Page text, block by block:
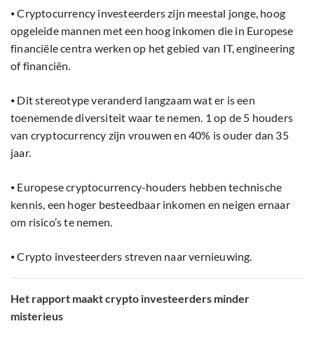
⦁ Cryptocurrency investeerders zijn meestal jonge, hoog
opgeleide mannen met een hoog inkomen die in Europese
financiële centra werken op het gebied van IT, engineering
of financiën.
⦁ Dit stereotype veranderd langzaam wat er is een
toenemende diversiteit waar te nemen. 1 op de 5 houders
van cryptocurrency zijn vrouwen en 40% is ouder dan 35
jaar.
⦁ Europese cryptocurrency-houders hebben technische
kennis, een hoger besteedbaar inkomen en neigen ernaar
om risico’s te nemen.
⦁ Crypto investeerders streven naar vernieuwing.
Het rapport maakt crypto investeerders minder
misterieus